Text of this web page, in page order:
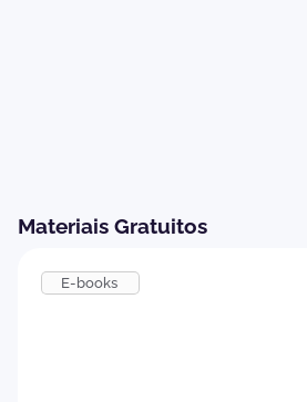
Materiais Gratuitos
E-books